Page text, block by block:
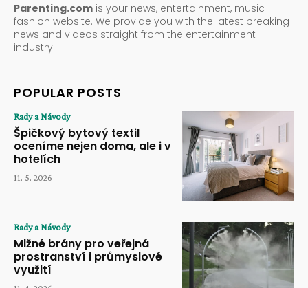
Parenting.com is your news, entertainment, music
fashion website. We provide you with the latest breaking
news and videos straight from the entertainment
industry.
POPULAR POSTS
Rady a Návody
Špičkový bytový textil
oceníme nejen doma, ale i v
hotelích
11. 5. 2026
Rady a Návody
Mlžné brány pro veřejná
prostranství i průmyslové
využití